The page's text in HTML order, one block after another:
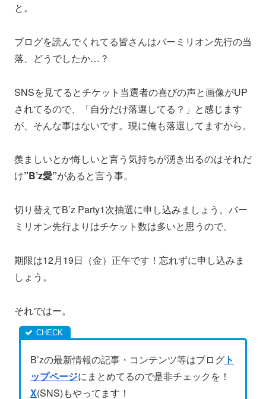
と。
ブログを読んでくれてる皆さんはバーミリオン先行の当
落、どうでしたか…？
SNSを見てるとチケット当選者の喜びの声と画像がUP
されてるので、「自分だけ落選してる？」と感じます
が、そんな事はないです。現に俺も落選してますから。
羨ましいとか悔しいと言う気持ちが湧き出るのはそれだ
け”B’z愛”があると言う事。
切り替えてB’z Party1次抽選に申し込みましょう。バー
ミリオン先行よりはチケット数は多いと思うので。
期限は12月19日（金）正午です！忘れずに申し込みま
しょう。
それではー。
B’zの最新情報の記事・コンテンツ等はブログ ト
ップページにまとめてるので是非チェックを！
X(SNS)もやってます！